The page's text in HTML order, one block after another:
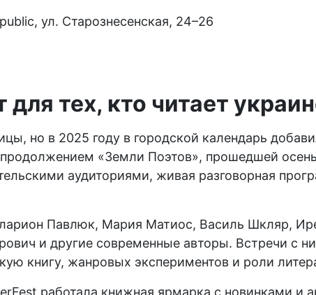
ул. Старознесенская, 24–26
тех, кто читает
но в 2025 году в городской календарь
«Земли Поэтов», прошедшей
аудиториями, живая разговорная
Павлюк, Мария Матиос, Василь Шкляр,
и другие современные авторы. Встречи с
книгу, жанровых экспериментов и роли
работала книжная ярмарка с новинками и